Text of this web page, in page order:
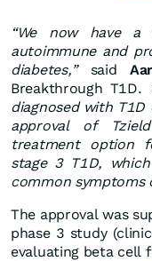
“We now have
autoimmune and
diabetes,”said
Breakthrough T1D.
diagnosed with
approval of
treatment option
stage 3 T1D,
common symptoms
The approval was
phase 3 study
evaluating beta cell